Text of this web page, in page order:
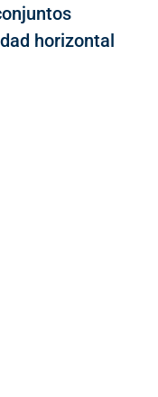
horizontal